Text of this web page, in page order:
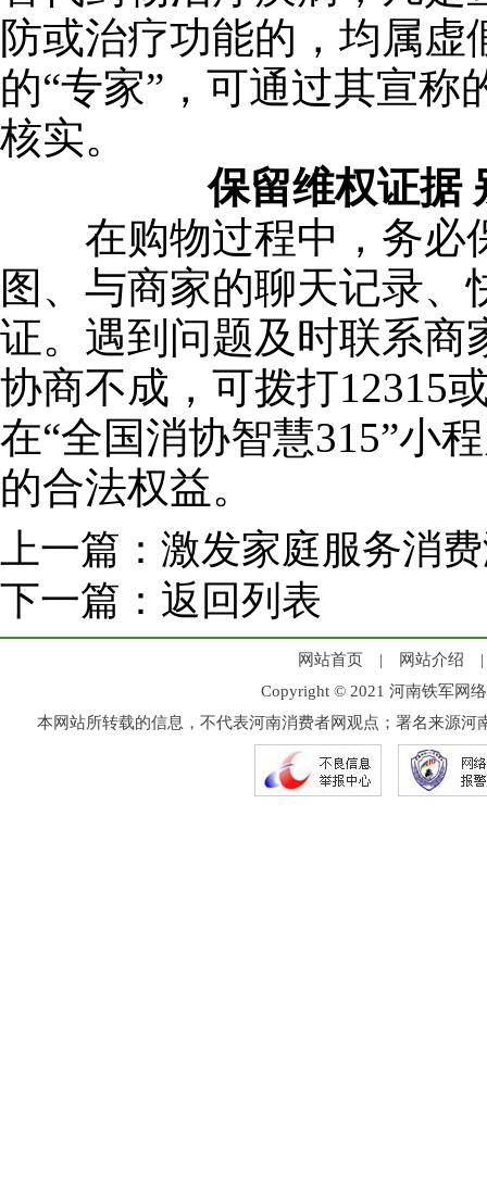
防或治疗功能的，均属虚
的“专家”，可通过其宣称
核实。
保留维权证据
在购物过程中，务必
图、与商家的聊天记录
证。遇到问题及时联系商
协商不成，可拨打12315
在“全国消协智慧315”小
的合法权益。
上一篇： 激发家庭服务消
下一篇： 返回列表
网站首页 | 网站介绍
Copyright © 2021 河南铁军网
本网站所转载的信息，不代表河南消费者网观点；署名来源